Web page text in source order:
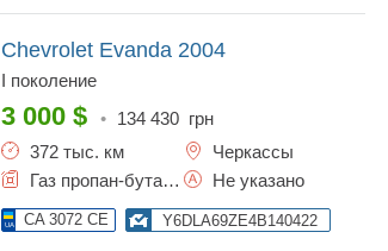
Chevrolet Evanda 2004
I поколение
3 000 $ • 134 430 грн
372 тыс. км
Черкассы
Газ пропан-бутан / Бензин, 2 л.
Не указано
CA 3072 CE Y6DLA69ZE4B140422